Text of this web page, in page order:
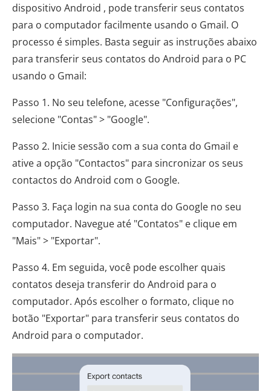
dispositivo Android , pode transferir seus contatos
para o computador facilmente usando o Gmail. O
processo é simples. Basta seguir as instruções abaixo
para transferir seus contatos do Android para o PC
usando o Gmail:
Passo 1. No seu telefone, acesse "Configurações",
selecione "Contas" > "Google".
Passo 2. Inicie sessão com a sua conta do Gmail e
ative a opção "Contactos" para sincronizar os seus
contactos do Android com o Google.
Passo 3. Faça login na sua conta do Google no seu
computador. Navegue até "Contatos" e clique em
"Mais" > "Exportar".
Passo 4. Em seguida, você pode escolher quais
contatos deseja transferir do Android para o
computador. Após escolher o formato, clique no
botão "Exportar" para transferir seus contatos do
Android para o computador.